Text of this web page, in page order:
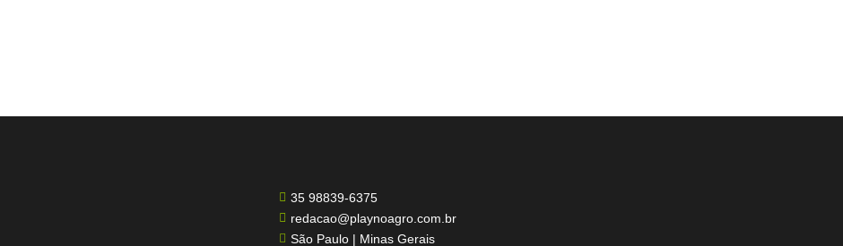
 35 98839-6375
 redacao@playnoagro.com.br
 São Paulo | Minas Gerais